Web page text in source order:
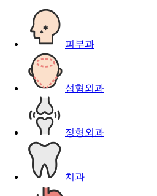
피부과
성형외과
정형외과
치과